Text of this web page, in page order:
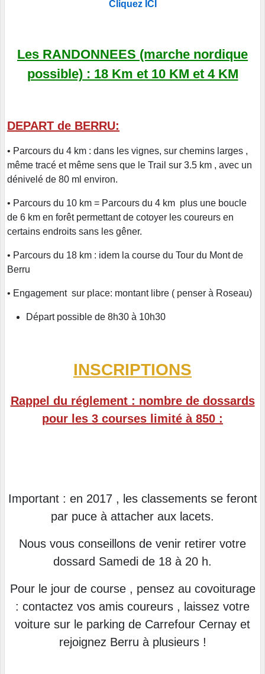
Cliquez ICI
Les RANDONNEES (marche nordique
possible) : 18 Km et 10 KM et 4 KM
DEPART de BERRU:
• Parcours du 4 km : dans les vignes, sur chemins larges ,
même tracé et même sens que le Trail sur 3.5 km , avec un
dénivelé de 80 ml environ.
• Parcours du 10 km = Parcours du 4 km plus une boucle
de 6 km en forêt permettant de cotoyer les coureurs en
certains endroits sans les gêner.
• Parcours du 18 km : idem la course du Tour du Mont de
Berru
• Engagement sur place: montant libre ( penser à Roseau)
Départ possible de 8h30 à 10h30
INSCRIPTIONS
Rappel du réglement : nombre de dossards
pour les 3 courses limité à 850 :
Important : en 2017 , les classements se feront
par puce à attacher aux lacets.
Nous vous conseillons de venir retirer votre
dossard Samedi de 18 à 20 h.
Pour le jour de course , pensez au covoiturage
: contactez vos amis coureurs , laissez votre
voiture sur le parking de Carrefour Cernay et
rejoignez Berru à plusieurs !